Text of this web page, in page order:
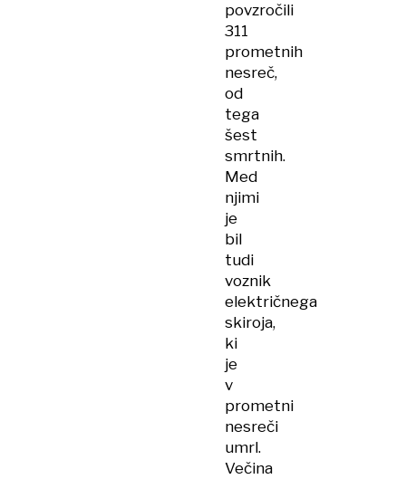
povzročili
311
prometnih
nesreč,
od
tega
šest
smrtnih.
Med
njimi
je
bil
tudi
voznik
električnega
skiroja,
ki
je
v
prometni
nesreči
umrl.
Večina